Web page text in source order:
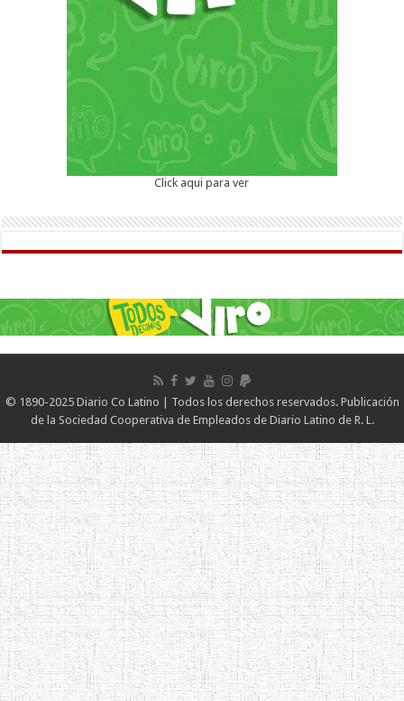
Click aqui para ver
© 1890-2025 Diario Co Latino | Todos los derechos reservados. Publicación
de la Sociedad Cooperativa de Empleados de Diario Latino de R. L.